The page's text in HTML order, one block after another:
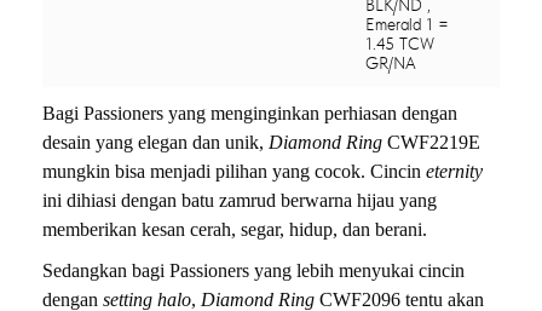
BLK/ND ,
Emerald 1 =
1.45 TCW
GR/NA
Bagi Passioners yang menginginkan perhiasan dengan
desain yang elegan dan unik, Diamond Ring CWF2219E
mungkin bisa menjadi pilihan yang cocok. Cincin eternity
ini dihiasi dengan batu zamrud berwarna hijau yang
memberikan kesan cerah, segar, hidup, dan berani.
Sedangkan bagi Passioners yang lebih menyukai cincin
dengan setting halo, Diamond Ring CWF2096 tentu akan